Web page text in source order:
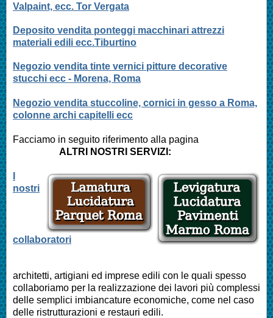
Valpaint, ecc. Tor Vergata
Deposito vendita ponteggi macchinari attrezzi
materiali edili ecc.Tiburtino
Negozio vendita tinte vernici pitture decorative
stucchi ecc - Morena, Roma
Negozio vendita stuccoline, cornici in gesso a Roma,
colonne archi capitelli ecc
Facciamo in seguito riferimento alla pagina
ALTRI NOSTRI SERVIZI:
nostri
collaboratori
architetti, artigiani ed imprese edili con le quali spesso
collaboriamo per la realizzazione dei lavori più complessi
delle semplici imbiancature economiche, come nel caso
delle ristrutturazioni e restauri edili.